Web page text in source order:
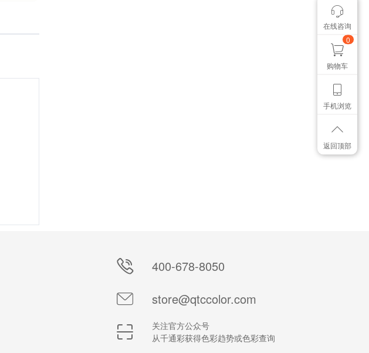
400-678-8050
store@qtccolor.com
关注官方公众号
从千通彩获得色彩趋势或色彩查询
我有个想法
想找个色卡
在线咨询
0
购物车
手机浏览
返回顶部